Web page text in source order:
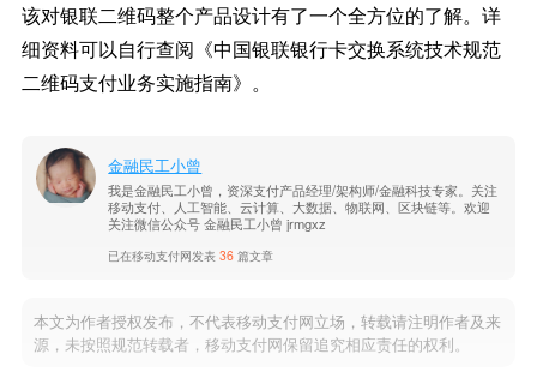
该对银联二维码整个产品设计有了一个全方位的了解。详
细资料可以自行查阅《中国银联银行卡交换系统技术规范
二维码支付业务实施指南》。
金融民工小曾
我是金融民工小曾，资深支付产品经理/架构师/金融科技专家。关注
移动支付、人工智能、云计算、大数据、物联网、区块链等。欢迎
关注微信公众号 金融民工小曾 jrmgxz
已在移动支付网发表36 篇文章
本文为作者授权发布，不代表移动支付网立场，转载请注明作者及来
源，未按照规范转载者，移动支付网保留追究相应责任的权利。